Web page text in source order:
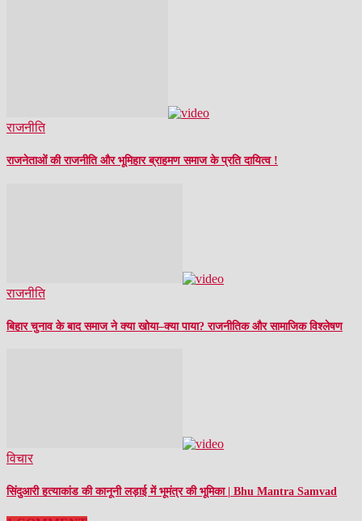
राजनीति
राजनेताओं की राजनीति और भूमिहार ब्राहमण समाज के प्रति दायित्व !
राजनीति
बिहार चुनाव के बाद समाज ने क्या खोया–क्या पाया? राजनीतिक और सामाजिक विश्लेषण
विचार
सिंदुआरी हत्याकांड की कानूनी लड़ाई में भूमंत्र की भूमिका | Bhu Mantra Samvad